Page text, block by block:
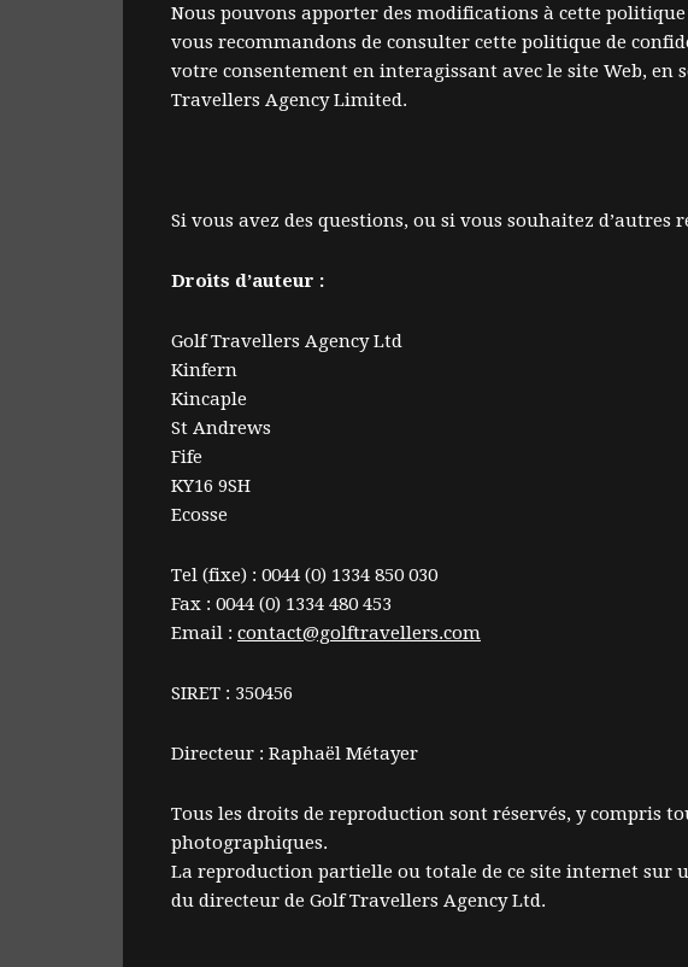
Nous pouvons apporter des modifications à cette
vous recommandons de consulter cette politique de
votre consentement en interagissant avec le site Web,
Travellers Agency Limited.
Si vous avez des questions, ou si vous souhaitez d’autres
Droits d’auteur :
Golf Travellers Agency Ltd
Kinfern
Kincaple
St Andrews
Fife
KY16 9SH
Ecosse
Tel (fixe) : 0044 (0) 1334 850 030
Fax : 0044 (0) 1334 480 453
Email : contact@golftravellers.com
SIRET : 350456
Directeur : Raphaël Métayer
Tous les droits de reproduction sont réservés, y compris
photographiques.
La reproduction partielle ou totale de ce site internet sur
du directeur de Golf Travellers Agency Ltd.